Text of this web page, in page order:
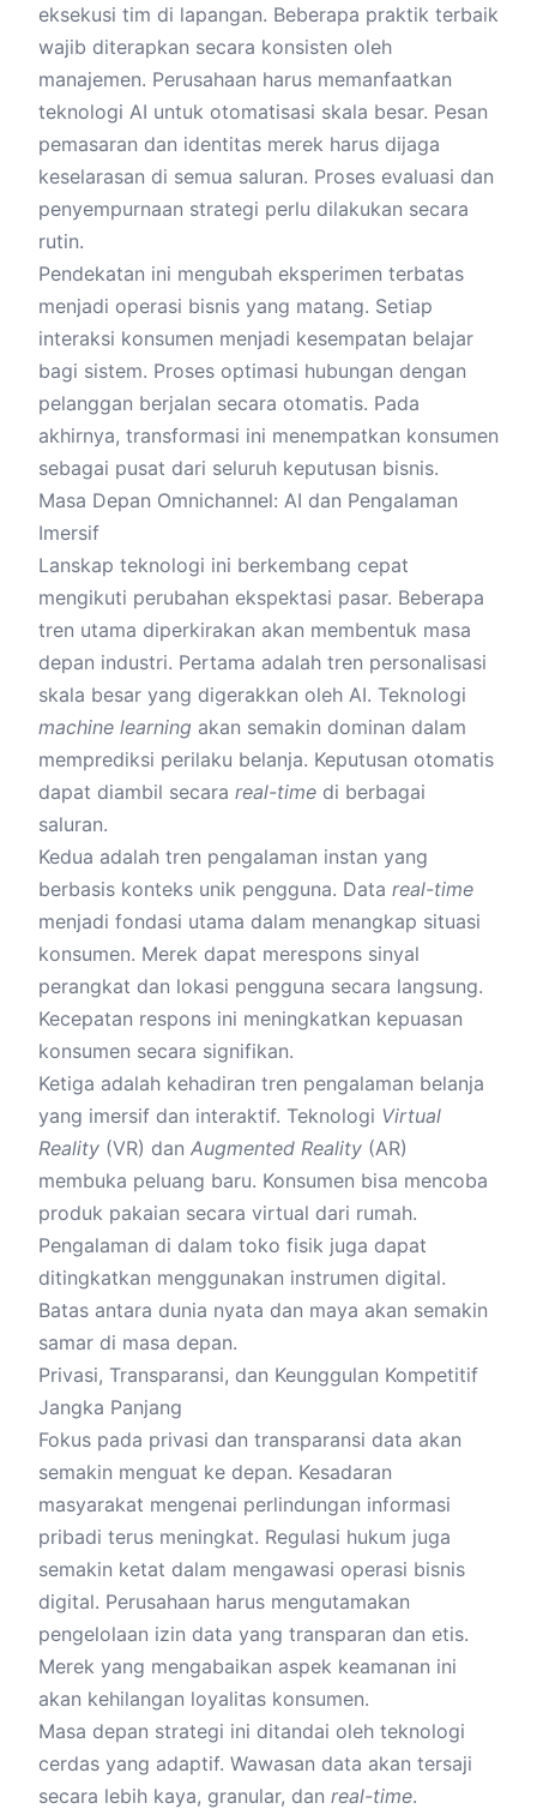
eksekusi tim di lapangan. Beberapa praktik terbaik
wajib diterapkan secara konsisten oleh
manajemen. Perusahaan harus memanfaatkan
teknologi AI untuk otomatisasi skala besar. Pesan
pemasaran dan identitas merek harus dijaga
keselarasan di semua saluran. Proses evaluasi dan
penyempurnaan strategi perlu dilakukan secara
rutin.
Pendekatan ini mengubah eksperimen terbatas
menjadi operasi bisnis yang matang. Setiap
interaksi konsumen menjadi kesempatan belajar
bagi sistem. Proses optimasi hubungan dengan
pelanggan berjalan secara otomatis. Pada
akhirnya, transformasi ini menempatkan konsumen
sebagai pusat dari seluruh keputusan bisnis.
Masa Depan Omnichannel: AI dan Pengalaman
Imersif
Lanskap teknologi ini berkembang cepat
mengikuti perubahan ekspektasi pasar. Beberapa
tren utama diperkirakan akan membentuk masa
depan industri. Pertama adalah tren personalisasi
skala besar yang digerakkan oleh AI. Teknologi
machine learning akan semakin dominan dalam
memprediksi perilaku belanja. Keputusan otomatis
dapat diambil secara real-time di berbagai
saluran.
Kedua adalah tren pengalaman instan yang
berbasis konteks unik pengguna. Data real-time
menjadi fondasi utama dalam menangkap situasi
konsumen. Merek dapat merespons sinyal
perangkat dan lokasi pengguna secara langsung.
Kecepatan respons ini meningkatkan kepuasan
konsumen secara signifikan.
Ketiga adalah kehadiran tren pengalaman belanja
yang imersif dan interaktif. Teknologi Virtual
Reality (VR) dan Augmented Reality (AR)
membuka peluang baru. Konsumen bisa mencoba
produk pakaian secara virtual dari rumah.
Pengalaman di dalam toko fisik juga dapat
ditingkatkan menggunakan instrumen digital.
Batas antara dunia nyata dan maya akan semakin
samar di masa depan.
Privasi, Transparansi, dan Keunggulan Kompetitif
Jangka Panjang
Fokus pada privasi dan transparansi data akan
semakin menguat ke depan. Kesadaran
masyarakat mengenai perlindungan informasi
pribadi terus meningkat. Regulasi hukum juga
semakin ketat dalam mengawasi operasi bisnis
digital. Perusahaan harus mengutamakan
pengelolaan izin data yang transparan dan etis.
Merek yang mengabaikan aspek keamanan ini
akan kehilangan loyalitas konsumen.
Masa depan strategi ini ditandai oleh teknologi
cerdas yang adaptif. Wawasan data akan tersaji
secara lebih kaya, granular, dan real-time.